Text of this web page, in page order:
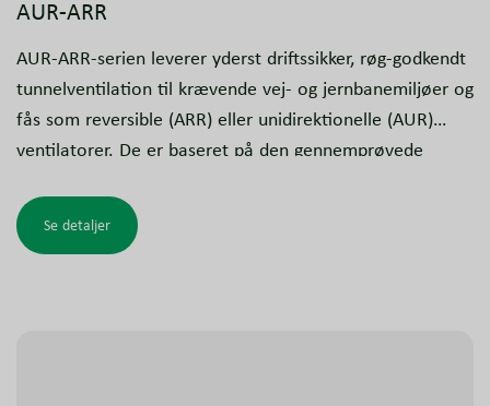
AUR-ARR
AUR-ARR-serien leverer yderst driftssikker, røg-godkendt
tunnelventilation til krævende vej- og jernbanemiljøer og
fås som reversible (ARR) eller unidirektionelle (AUR)
ventilatorer. De er baseret på den gennemprøvede
og stabil røgkontrol under brand. De cirkulære
lyddæmpere reducerer lydniveauet, og tilbehør som
Se detaljer